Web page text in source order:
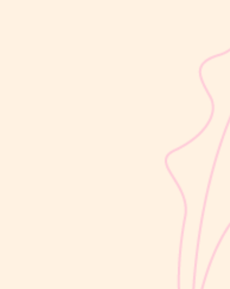
dalam masa 1000 Hari Pertama Kehidupan (HPK). Pada tahap ini,
perkembangan si Kecil berlangsung sangat pesat, mulai dari
kemampuan berjalan, berbicara, hingga berinteraksi dengan orang